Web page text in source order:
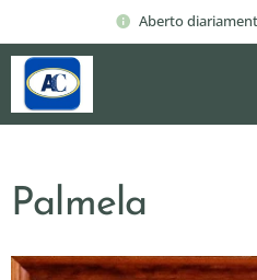
Aberto
Palmela